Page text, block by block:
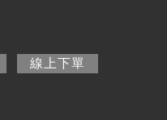
(作用中頁籤)
線上下單